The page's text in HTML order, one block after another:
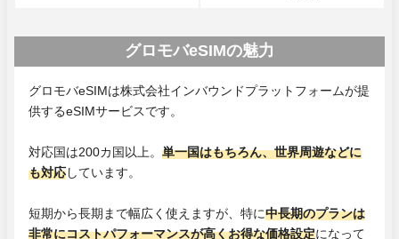
グロモバeSIMの魅力
グロモバeSIMは株式会社インバウンドプラットフォームが提
供するeSIMサービスです。
対応国は200カ国以上。 単一国はもちろん、世界周遊などに
も対応しています。
短期から長期まで幅広く使えますが、特に中長期のプランは
非常にコストパフォーマンスが高くお得な価格設定になって